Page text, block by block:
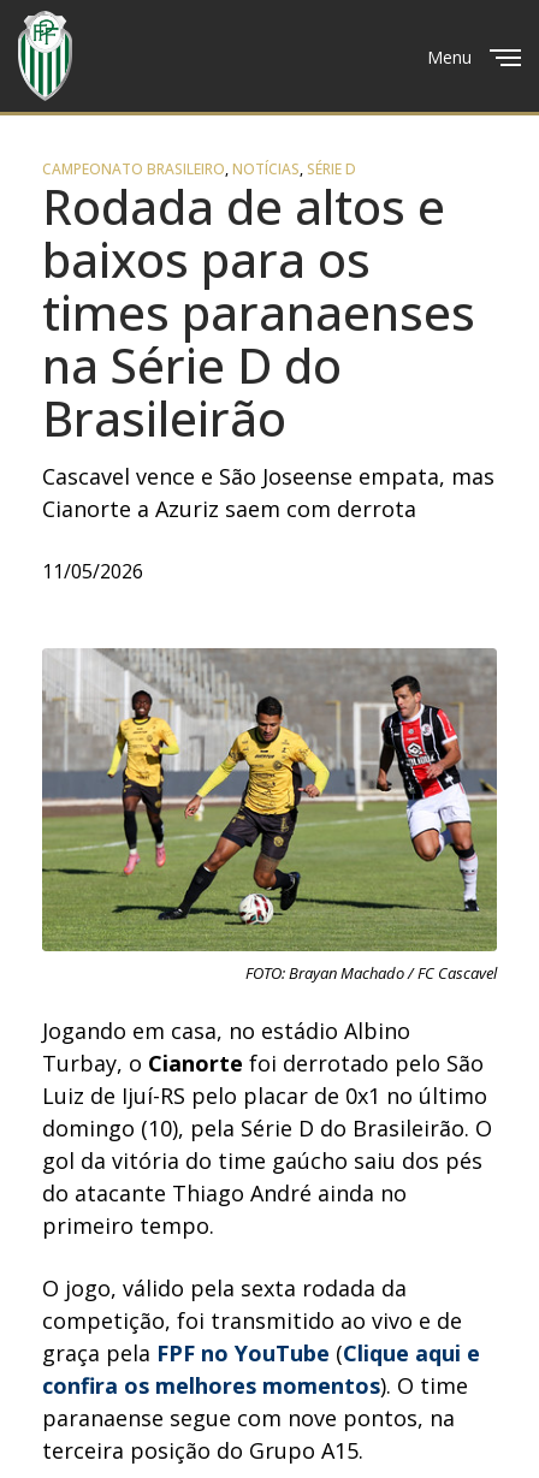
Menu
CAMPEONATO BRASILEIRO,NOTÍCIAS, SÉRIE D
Rodada de altos e
baixos para os
times paranaenses
na Série D do
Brasileirão
Cascavel vence e São Joseense empata, mas
Cianorte a Azuriz saem com derrota
11/05/2026
FOTO: Brayan Machado / FC Cascavel
Jogando em casa, no estádio Albino
Turbay, o Cianorte foi derrotado pelo São
Luiz de Ijuí-RS pelo placar de 0x1 no último
domingo (10), pela Série D do Brasileirão. O
gol da vitória do time gaúcho saiu dos pés
do atacante Thiago André ainda no
primeiro tempo.
O jogo, válido pela sexta rodada da
competição, foi transmitido ao vivo e de
graça pela FPF no YouTube (Clique aqui e
confira os melhores momentos). O time
paranaense segue com nove pontos, na
terceira posição do Grupo A15.